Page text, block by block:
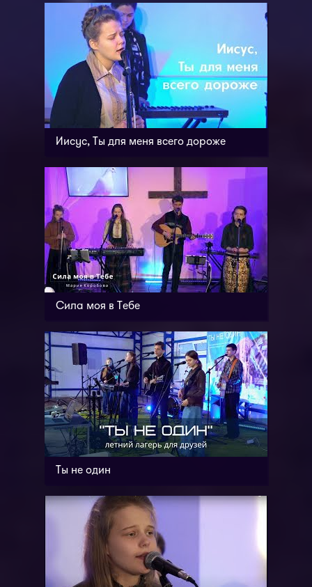
Иисус, Ты для меня всего дороже
Сила моя в Тебе
Ты не один